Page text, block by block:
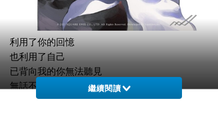
利用了你的回憶
也利用了自己
已背向我的你無法聽見
無話不說的詞語
無時不寫的詩語
繼續閱讀